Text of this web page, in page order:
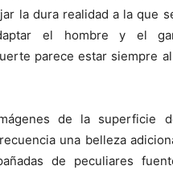
la dura realidad a la que
el hombre y el
parece estar siempre
de la superficie
una belleza
de peculiares